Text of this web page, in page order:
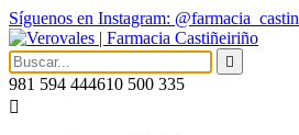
Síguenos en Instagram:

981 594 444610 500 335
